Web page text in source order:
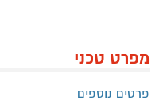
מפרט טכני
פרטים נוספים